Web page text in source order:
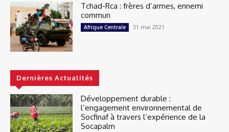
Tchad-Rca : frères d’armes, ennemi
commun
Afrique Centrale 31 mai 2021
Dernières Actualités
Développement durable :
l’engagement environnemental de
Socfinaf à travers l’expérience de la
Socapalm